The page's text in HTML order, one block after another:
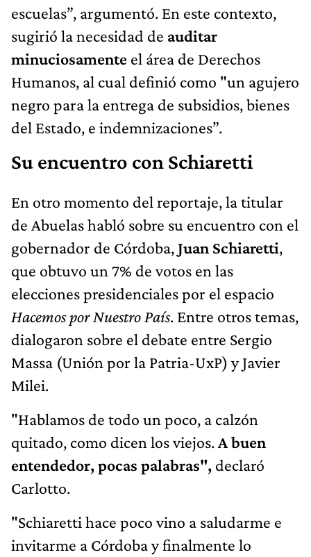
escuelas”, argumentó. En este contexto,
sugirió la necesidad de auditar
minuciosamente el área de Derechos
Humanos, al cual definió como "un agujero
negro para la entrega de subsidios, bienes
del Estado, e indemnizaciones”.
Su encuentro con Schiaretti
En otro momento del reportaje, la titular
de Abuelas habló sobre su encuentro con el
gobernador de Córdoba,Juan Schiaretti,
que obtuvo un 7% de votos en las
elecciones presidenciales por el espacio
Hacemos por Nuestro País. Entre otros temas,
dialogaron sobre el debate entre Sergio
Massa (Unión por la Patria-UxP) y Javier
Milei.
"Hablamos de todo un poco, a calzón
quitado, como dicen los viejos.A buen
entendedor, pocas palabras", declaró
Carlotto.
"Schiaretti hace poco vino a saludarme e
invitarme a Córdoba y finalmente lo